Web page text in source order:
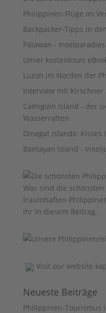
Philippinen-Flüge im
Backpacker-Tipps in
Palawan -
Unser kostenloses
Luzon im Norden der
Interview mit Kirschner
Camiguin Island - der
Wasserratten
Dinagat Islands: Kisses
Bantayan Island -
Was sind die
traumhaften
ihr in diesem Beitrag.
Visit our website
Neueste Beiträge
Philippinen-Tourismus